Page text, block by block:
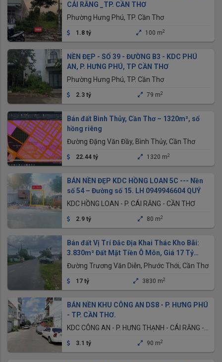
CÁI RĂNG _TP. CẦN THƠ
Phường Hưng Phú, TP. Cần Thơ
1.8 tỷ 100 m2
NỀN ĐẸP - SỐ 39 - ĐƯỜNG B3 - KDC PHÚ
AN, P. HƯNG PHÚ, TP CẦN THƠ
Phường Hưng Phú, TP. Cần Thơ
2.3 tỷ 79 m2
Bán đất Bình Thủy, Cần Thơ – 1320m², sổ
hồng riêng
Đường Đặng Văn Đầy, Bình Thủy, Cần Thơ
22.44 tỷ 1320 m2
BÁN NỀN ĐẸP KDC HỒNG LOAN 5C --- Nền
số 54 – Đường số 15. LH 0949946604 QUÝ
KDC HỒNG LOAN - P. CÁI RĂNG - CẦN THƠ
2.9 tỷ 80 m2
Bán đất Vị Trí Đắc Địa Khai Thác Kho Bãi:
3.830m² Đất Mặt Tiền Ô Môn, Giá 17 Tỷ
(thương lượng)
Đường Trương Văn Diễn, Phước Thới, Cần Thơ
17 tỷ 3830 m2
BÁN NỀN KHU CÔNG AN DS8 - P. HƯNG PHÚ
- TP. CẦN THƠ.
KDC CÔNG AN - P. HƯNG THẠNH - CÁI RĂNG -
3.1 tỷ 90 m2